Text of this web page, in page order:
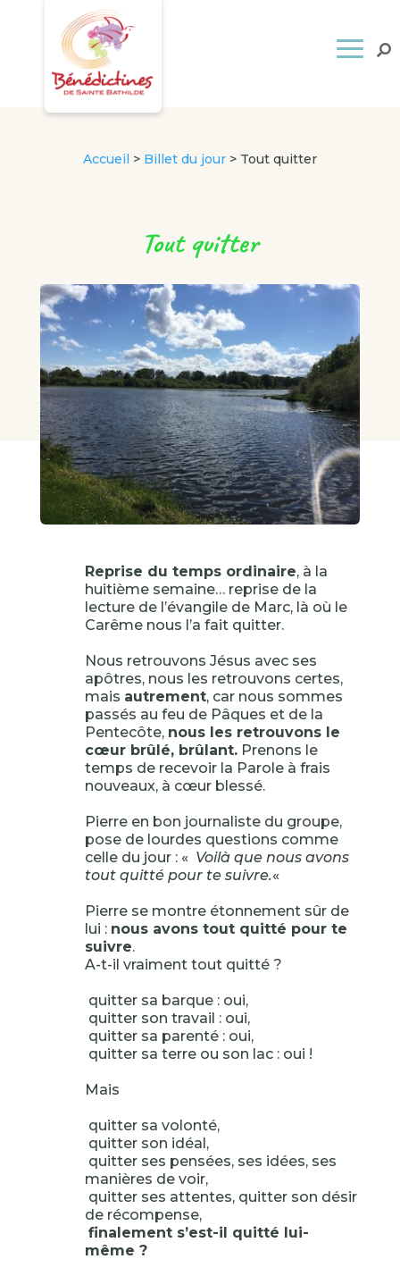
Accueil > Billet du jour> Tout quitter
Tout quitter
Reprise du temps ordinaire, à la
huitième semaine… reprise de la
lecture de l’évangile de Marc, là où le
Carême nous l’a fait quitter.
Nous retrouvons Jésus avec ses
apôtres, nous les retrouvons certes,
mais autrement, car nous sommes
passés au feu de Pâques et de la
Pentecôte, nous les retrouvons le
cœur brûlé, brûlant.Prenons le
temps de recevoir la Parole à frais
nouveaux, à cœur blessé.
Pierre en bon journaliste du groupe,
pose de lourdes questions comme
celle du jour : « Voilà que nous avons
tout quitté pour te suivre.«
Pierre se montre étonnement sûr de
lui : nous avons tout quitté pour te
suivre.
A-t-il vraiment tout quitté ?
quitter sa barque : oui,
quitter son travail : oui,
quitter sa parenté : oui,
quitter sa terre ou son lac : oui !
Mais
quitter sa volonté,
quitter son idéal,
quitter ses pensées, ses idées, ses
manières de voir,
quitter ses attentes, quitter son désir
de récompense,
finalement s’est-il quitté lui-
même ?